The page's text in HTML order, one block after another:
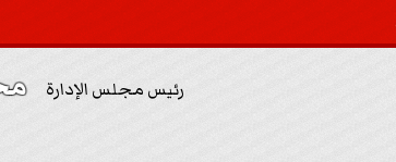
رئيس مجلس الإدارة